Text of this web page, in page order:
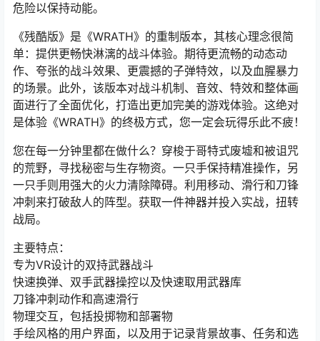
危险以保持动能。
《残酷版》是《WRATH》的重制版本，其核心理念很简
单：提供更畅快淋漓的战斗体验。期待更流畅的动态动
作、夸张的战斗效果、更震撼的子弹特效，以及血腥暴力
的场景。此外，该版本对战斗机制、音效、特效和整体画
面进行了全面优化，打造出更加完美的游戏体验。这绝对
是体验《WRATH》的终极方式，您一定会玩得乐此不疲！
您在每一分钟里都在做什么？穿梭于哥特式废墟和被诅咒
的荒野，寻找秘密与生存物资。一只手保持精准操作，另
一只手则用强大的火力清除障碍。利用移动、滑行和刀锋
冲刺来打破敌人的阵型。获取一件神器并投入实战，扭转
战局。
主要特点：
专为VR设计的双持武器战斗
快速换弹、双手武器操控以及快速取用武器库
刀锋冲刺动作和高速滑行
物理交互，包括投掷物和部署物
手绘风格的用户界面，以及用于记录背景故事、任务和选